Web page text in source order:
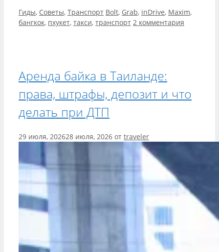
Рубрики
Гиды, Советы, Транспорт Метки
Bolt, Grab, inDrive, Maxim,
бангкок, пхукет, такси, транспорт 2 комментария
Аренда байка в Таиланде:
права, штрафы, депозит и что
делать при ДТП
29 июля, 202628 июля, 2026 от traveler